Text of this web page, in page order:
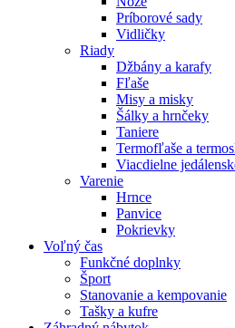
Príborové sady
Vidličky
Riady
Džbány a karafy
Fľaše
Misy a misky
Šálky a hrnčeky
Taniere
Termofľaše a
Viacdielne
Varenie
Hrnce
Panvice
Pokrievky
Voľný čas
Funkčné doplnky
Šport
Stanovanie a kempovanie
Tašky a kufre